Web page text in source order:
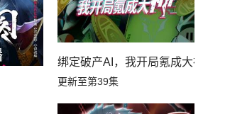
绑定破产AI，我开局氪成大神动
更新至第39集